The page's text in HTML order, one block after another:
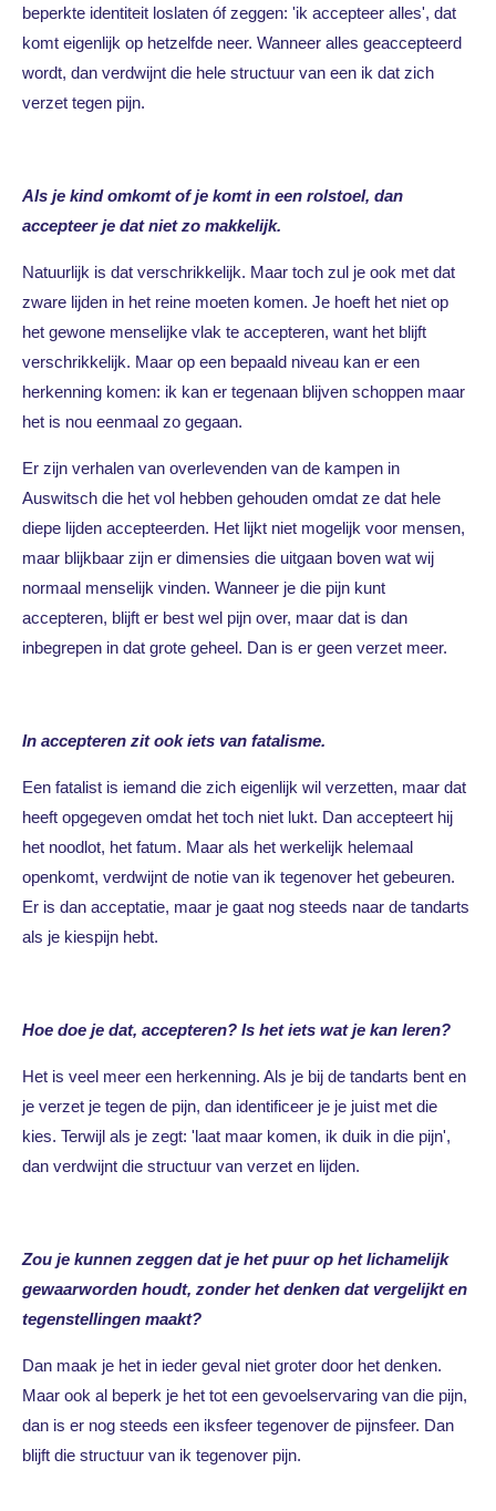
beperkte identiteit loslaten óf zeggen: 'ik accepteer alles', dat
komt eigenlijk op hetzelfde neer. Wanneer alles geaccepteerd
wordt, dan verdwijnt die hele structuur van een ik dat zich
verzet tegen pijn.
Als je kind omkomt of je komt in een rolstoel, dan
accepteer je dat niet zo makkelijk.
Natuurlijk is dat verschrikkelijk. Maar toch zul je ook met dat
zware lijden in het reine moeten komen. Je hoeft het niet op
het gewone menselijke vlak te accepteren, want het blijft
verschrikkelijk. Maar op een bepaald niveau kan er een
herkenning komen: ik kan er tegenaan blijven schoppen maar
het is nou eenmaal zo gegaan.
Er zijn verhalen van overlevenden van de kampen in
Auswitsch die het vol hebben gehouden omdat ze dat hele
diepe lijden accepteerden. Het lijkt niet mogelijk voor mensen,
maar blijkbaar zijn er dimensies die uitgaan boven wat wij
normaal menselijk vinden. Wanneer je die pijn kunt
accepteren, blijft er best wel pijn over, maar dat is dan
inbegrepen in dat grote geheel. Dan is er geen verzet meer.
In accepteren zit ook iets van fatalisme.
Een fatalist is iemand die zich eigenlijk wil verzetten, maar dat
heeft opgegeven omdat het toch niet lukt. Dan accepteert hij
het noodlot, het fatum. Maar als het werkelijk helemaal
openkomt, verdwijnt de notie van ik tegenover het gebeuren.
Er is dan acceptatie, maar je gaat nog steeds naar de tandarts
als je kiespijn hebt.
Hoe doe je dat, accepteren? Is het iets wat je kan leren?
Het is veel meer een herkenning. Als je bij de tandarts bent en
je verzet je tegen de pijn, dan identificeer je je juist met die
kies. Terwijl als je zegt: 'laat maar komen, ik duik in die pijn',
dan verdwijnt die structuur van verzet en lijden.
Zou je kunnen zeggen dat je het puur op het lichamelijk
gewaarworden houdt, zonder het denken dat vergelijkt en
tegenstellingen maakt?
Dan maak je het in ieder geval niet groter door het denken.
Maar ook al beperk je het tot een gevoelservaring van die pijn,
dan is er nog steeds een iksfeer tegenover de pijnsfeer. Dan
blijft die structuur van ik tegenover pijn.